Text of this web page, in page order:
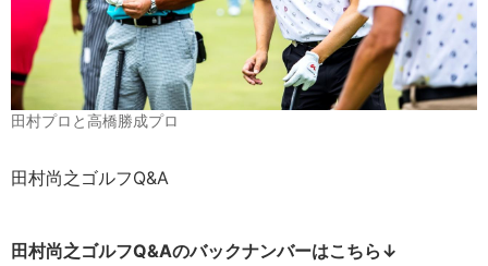
田村プロと高橋勝成プロ
田村尚之ゴルフQ&A
田村尚之ゴルフQ&Aのバックナンバーはこちら↓